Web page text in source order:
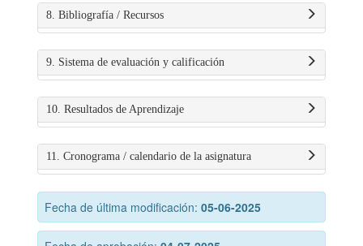
8. Bibliografía / Recursos
9. Sistema de evaluación y calificación
10. Resultados de Aprendizaje
11. Cronograma / calendario de la asignatura
Fecha de última modificación: 05-06-2025